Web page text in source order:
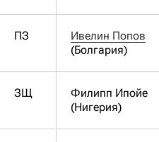
ПЗ
Ивелин Попов
(Болгария)
ЗЩ
Филипп Ипойе
(Нигерия)